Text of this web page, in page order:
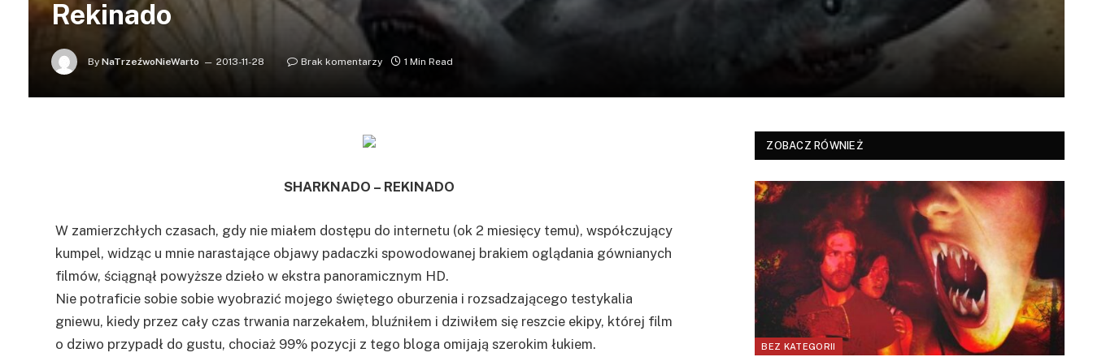
Rekinado
By NaTrzeźwoNieWarto 2013-11-28 Brak komentarzy 1 Min Read
SHARKNADO – REKINADO
W zamierzchłych czasach, gdy nie miałem dostępu do internetu (ok 2 miesięcy temu), współczujący
kumpel, widząc u mnie narastające objawy padaczki spowodowanej brakiem oglądania gównianych
filmów, ściągnął powyższe dzieło w ekstra panoramicznym HD.
Nie potraficie sobie sobie wyobrazić mojego świętego oburzenia i rozsadzającego testykalia
gniewu, kiedy przez cały czas trwania narzekałem, bluźniłem i dziwiłem się reszcie ekipy, której film
o dziwo przypadł do gustu, chociaż 99% pozycji z tego bloga omijają szerokim łukiem.
ZOBACZ RÓWNIEŻ
BEZ KATEGORII